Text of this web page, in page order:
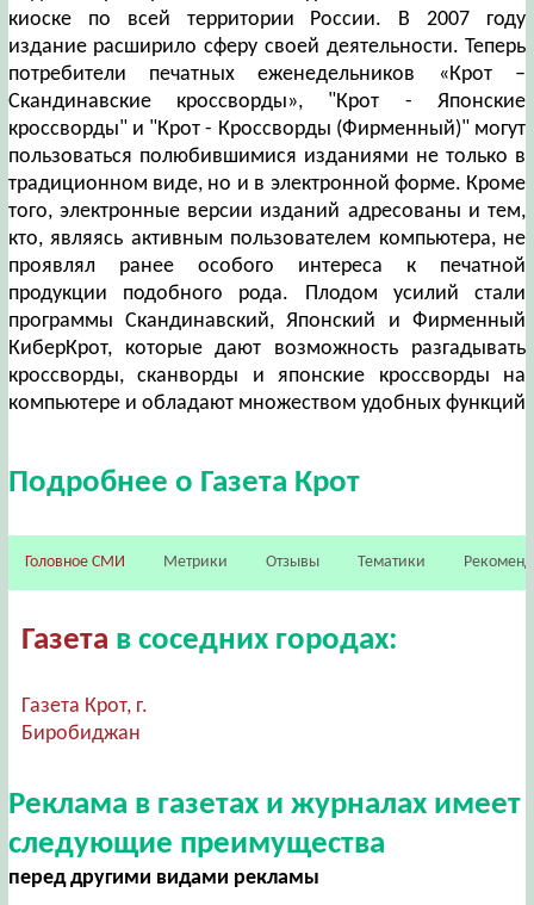
киоске по всей территории России. В 2007 году
издание расширило сферу своей деятельности. Теперь
потребители печатных еженедельников «Крот –
Скандинавские кроссворды», "Крот - Японские
кроссворды" и "Крот - Кроссворды (Фирменный)" могут
пользоваться полюбившимися изданиями не только в
традиционном виде, но и в электронной форме. Кроме
того, электронные версии изданий адресованы и тем,
кто, являясь активным пользователем компьютера, не
проявлял ранее особого интереса к печатной
продукции подобного рода. Плодом усилий стали
программы Скандинавский, Японский и Фирменный
КиберКрот, которые дают возможность разгадывать
кроссворды, сканворды и японские кроссворды на
компьютере и обладают множеством удобных функций
Подробнее о Газета Крот
Головное СМИ Метрики Отзывы Тематики
Газета в соседних городах:
Газета Крот, г.
Биробиджан
Реклама в газетах и журналах имеет
следующие преимущества
перед другими видами рекламы